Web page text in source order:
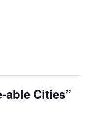
able Cities”